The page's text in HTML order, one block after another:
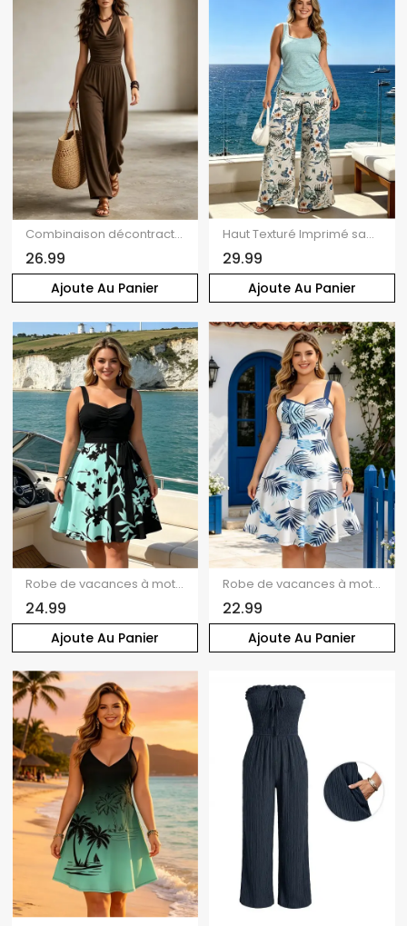
Ajoute Au Panier
Combinaison décontractée à jambes larges, couleur unie, col drapé et dos nu froncé
26.99
Ajoute Au Panier
Haut Texturé Imprimé sans Manches à Col Carré et Pantalon à Taille Elastique
29.99
Ajoute Au Panier
Robe de vacances à motif de feuilles colorblock, buste froncé, col en cœur, ceinture, robe trapèze mini décontractée
24.99
Ajoute Au Panier
Robe de vacances à motif de feuilles, buste froncé, col en cœur, mini robe hawaïenne trapèze
22.99